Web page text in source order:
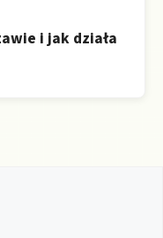
i jak działa